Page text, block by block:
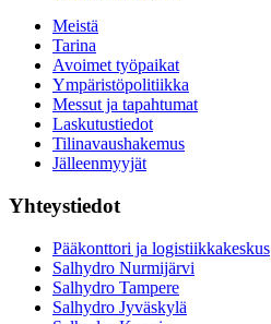
Meistä
Tarina
Avoimet työpaikat
Ympäristöpolitiikka
Messut ja tapahtumat
Laskutustiedot
Tilinavaushakemus
Jälleenmyyjät
Yhteystiedot
Pääkonttori ja logistiikkakeskus
Salhydro Nurmijärvi
Salhydro Tampere
Salhydro Jyväskylä